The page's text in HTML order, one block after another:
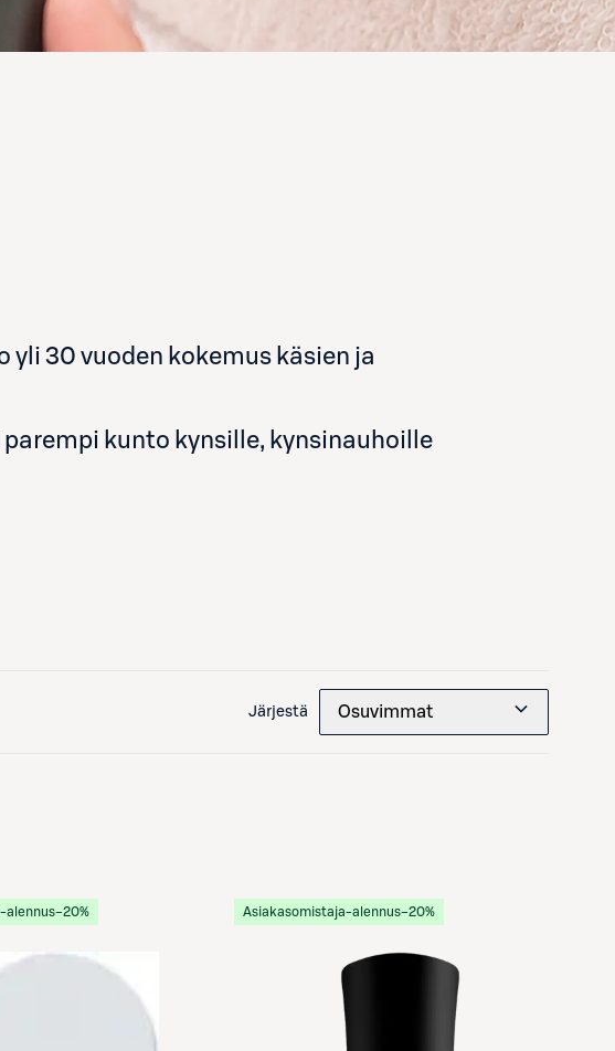
yli 30 vuoden kokemus käsien ja
kunto kynsille, kynsinauhoille
Järjestä Osuvimmat
alennus−20% Asiakasomistaja-alennus−20%